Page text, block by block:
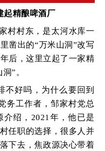
起精酿啤酒厂
村村东，是太河水库一
凿出的“万米山洞”改写
后，这里立起了一家精
”。
不好吗，为什么要回到
务工作者，邹家村党总
绍，2021年，他已是
任职的选择，很多人并
下去，焦政源决心带着